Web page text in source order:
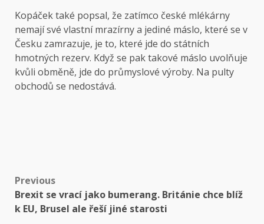
Kopáček také popsal, že zatímco české mlékárny
nemají své vlastní mrazírny a jediné máslo, které se v
Česku zamrazuje, je to, které jde do státních
hmotných rezerv. Když se pak takové máslo uvolňuje
kvůli obměně, jde do průmyslové výroby. Na pulty
obchodů se nedostává.
Post
navigation
Previous
Brexit se vrací jako bumerang. Británie chce blíž
k EU, Brusel ale řeší jiné starosti